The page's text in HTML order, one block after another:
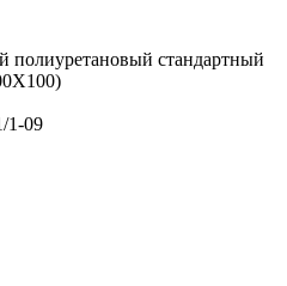
полиуретановый стандартный
09